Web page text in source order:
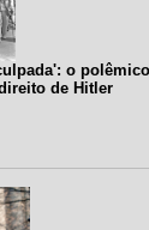
o
de Hitler